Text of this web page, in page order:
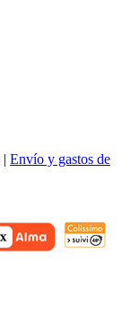
| Envío y gastos de